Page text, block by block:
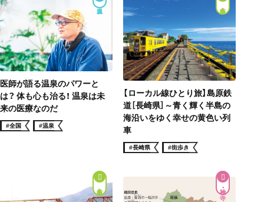
医師が語る温泉のパワーと
は？ 体も心も治る！ 温泉は未
来の医療なのだ
#全国 #温泉
街歩き
【ローカル線ひとり旅】島原鉄
道［長崎県］～青く輝く半島の
海沿いをゆく幸せの黄色い列
車
#長崎県 #街歩き
街歩き 神社・寺